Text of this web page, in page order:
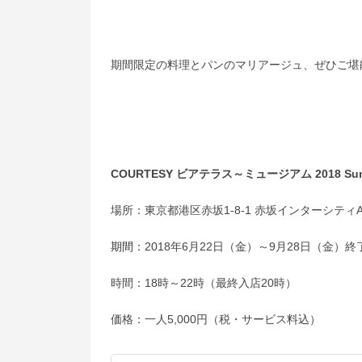
期間限定の料理とパンのマリアージュ、ぜひご堪
COURTESY ビアテラス～ミュージアム 2018
場所：東京都港区赤坂1-8-1 赤坂インターシティ
期間 ：2018年6月22日（金）～9月28日（金）終
時間：18時～22時（最終入店20時）
価格：一人5,000円（税・サービス料込）